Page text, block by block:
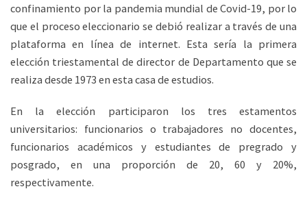
confinamiento por la pandemia mundial de Covid-19, por lo
que el proceso eleccionario se debió realizar a través de una
plataforma en línea de internet. Esta sería la primera
elección triestamental de director de Departamento que se
realiza desde 1973 en esta casa de estudios.
En la elección participaron los tres estamentos
universitarios: funcionarios o trabajadores no docentes,
funcionarios académicos y estudiantes de pregrado y
posgrado, en una proporción de 20, 60 y 20%,
respectivamente.